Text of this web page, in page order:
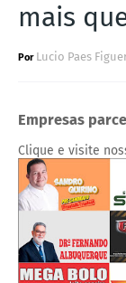
mais
Lucio Paes
Empresas
Clique e visite